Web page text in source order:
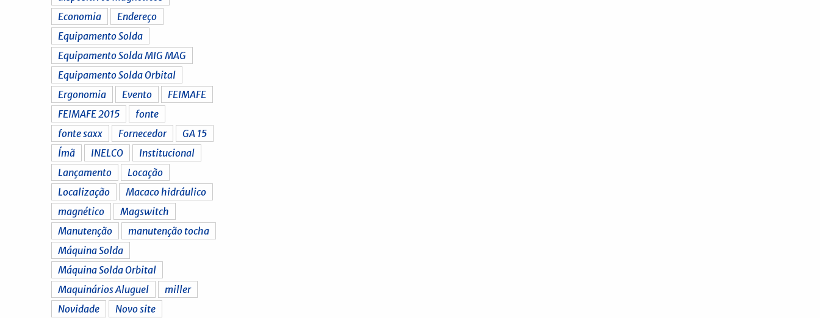
Economia
Endereço
Equipamento Solda
Equipamento Solda MIG MAG
Equipamento Solda Orbital
Ergonomia
Evento
FEIMAFE
FEIMAFE 2015
fonte
fonte saxx
Fornecedor
GA 15
Ímã
INELCO
Institucional
Lançamento
Locação
Localização
Macaco hidráulico
magnético
Magswitch
Manutenção
manutenção tocha
Máquina Solda
Máquina Solda Orbital
Maquinários Aluguel
miller
Novidade
Novo site